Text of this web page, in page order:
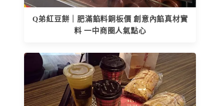
Q弟紅豆餅｜肥滿餡料銅板價 創意內餡真材實
料 一中商圈人氣點心